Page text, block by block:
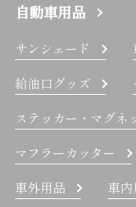
自動車用品
サンシェード
給油口グッズ
ステッカー・マグネ
マフラーカッター
車外用品
車